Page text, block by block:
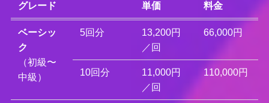
グレード
単価
料金
ベーシッ
ク
（初級〜
中級）
5回分
13,200円
／回
66,000円
10回分
11,000円
／回
110,000円